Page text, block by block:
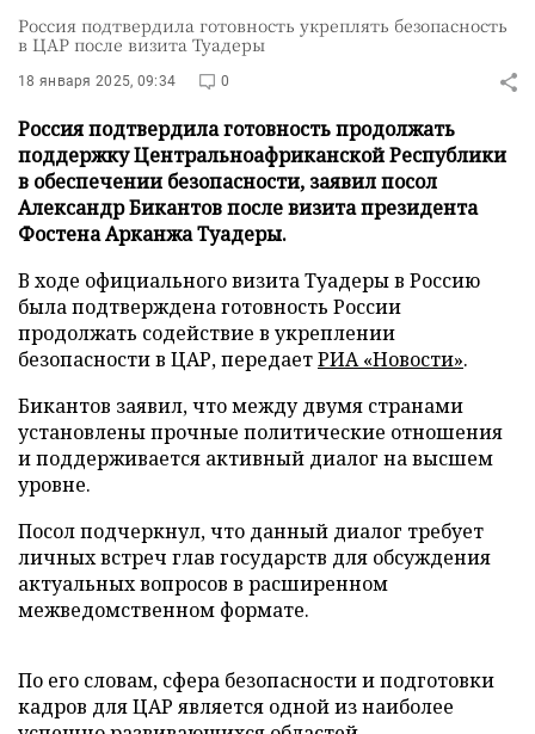
Россия подтвердила готовность укреплять безопасность
в ЦАР после визита Туадеры
18 января 2025, 09:34 0
Россия подтвердила готовность продолжать
поддержку Центральноафриканской Республики
в обеспечении безопасности, заявил посол
Александр Бикантов после визита президента
Фостена Арканжа Туадеры.
В ходе официального визита Туадеры в Россию
была подтверждена готовность России
продолжать содействие в укреплении
безопасности в ЦАР, передаетРИА «Новости».
Бикантов заявил, что между двумя странами
установлены прочные политические отношения
и поддерживается активный диалог на высшем
уровне.
Посол подчеркнул, что данный диалог требует
личных встреч глав государств для обсуждения
актуальных вопросов в расширенном
межведомственном формате.
По его словам, сфера безопасности и подготовки
кадров для ЦАР является одной из наиболее